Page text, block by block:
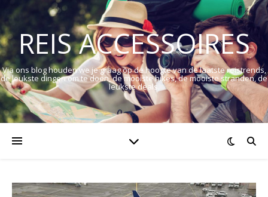
REIS ACCESSOIRES
Via ons blog houden we je graag op de hoogte van de laatste reistrends,
de leukste dingen om te doen, de mooiste hikes, de mooiste stranden, de
leukste deals.